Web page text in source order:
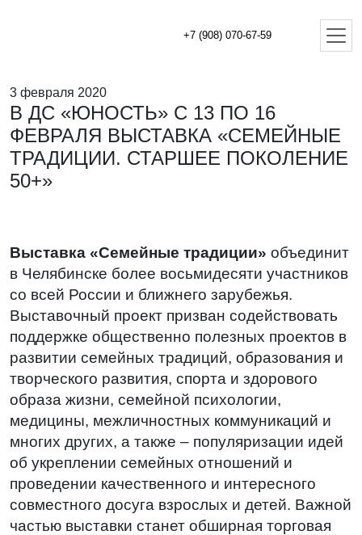
+7 (908) 070-67-59
3 февраля 2020
В ДС «ЮНОСТЬ» С 13 ПО 16
ФЕВРАЛЯ ВЫСТАВКА «СЕМЕЙНЫЕ
ТРАДИЦИИ. СТАРШЕЕ ПОКОЛЕНИЕ
50+»
Выставка «Семейные традиции» объединит
в Челябинске более восьмидесяти участников
со всей России и ближнего зарубежья.
Выставочный проект призван содействовать
поддержке общественно полезных проектов в
развитии семейных традиций, образования и
творческого развития, спорта и здорового
образа жизни, семейной психологии,
медицины, межличностных коммуникаций и
многих других, а также – популяризации идей
об укреплении семейных отношений и
проведении качественного и интересного
совместного досуга взрослых и детей. Важной
частью выставки станет обширная торговая